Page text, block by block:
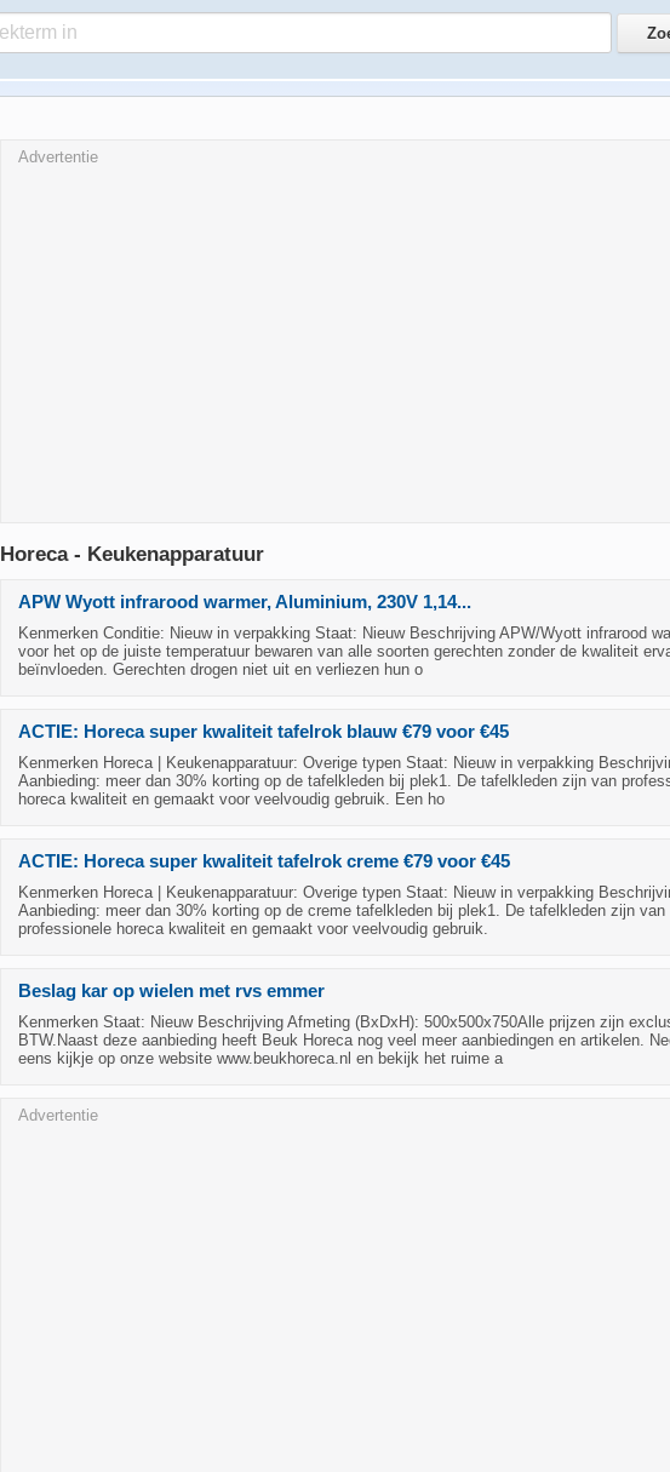
Advertentie
Horeca - Keukenapparatuur
APW Wyott infrarood warmer, Aluminium, 230V 1,14...
Kenmerken Conditie: Nieuw in verpakking Staat: Nieuw Beschrijving APW/Wyott infrarood
voor het op de juiste temperatuur bewaren van alle soorten gerechten zonder de kwaliteit
beïnvloeden. Gerechten drogen niet uit en verliezen hun o
ACTIE: Horeca super kwaliteit tafelrok blauw €79 voor €45
Kenmerken Horeca | Keukenapparatuur: Overige typen Staat: Nieuw in verpakking
Aanbieding: meer dan 30% korting op de tafelkleden bij plek1. De tafelkleden zijn van
horeca kwaliteit en gemaakt voor veelvoudig gebruik. Een ho
ACTIE: Horeca super kwaliteit tafelrok creme €79 voor €45
Kenmerken Horeca | Keukenapparatuur: Overige typen Staat: Nieuw in verpakking
Aanbieding: meer dan 30% korting op de creme tafelkleden bij plek1. De tafelkleden zijn van
professionele horeca kwaliteit en gemaakt voor veelvoudig gebruik.
Beslag kar op wielen met rvs emmer
Kenmerken Staat: Nieuw Beschrijving Afmeting (BxDxH): 500x500x750Alle prijzen zijn
BTW.Naast deze aanbieding heeft Beuk Horeca nog veel meer aanbiedingen en artikelen.
eens kijkje op onze website www.beukhoreca.nl en bekijk het ruime a
Advertentie